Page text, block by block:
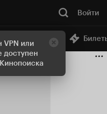
VPN или
доступен
Войти
кинотеатр